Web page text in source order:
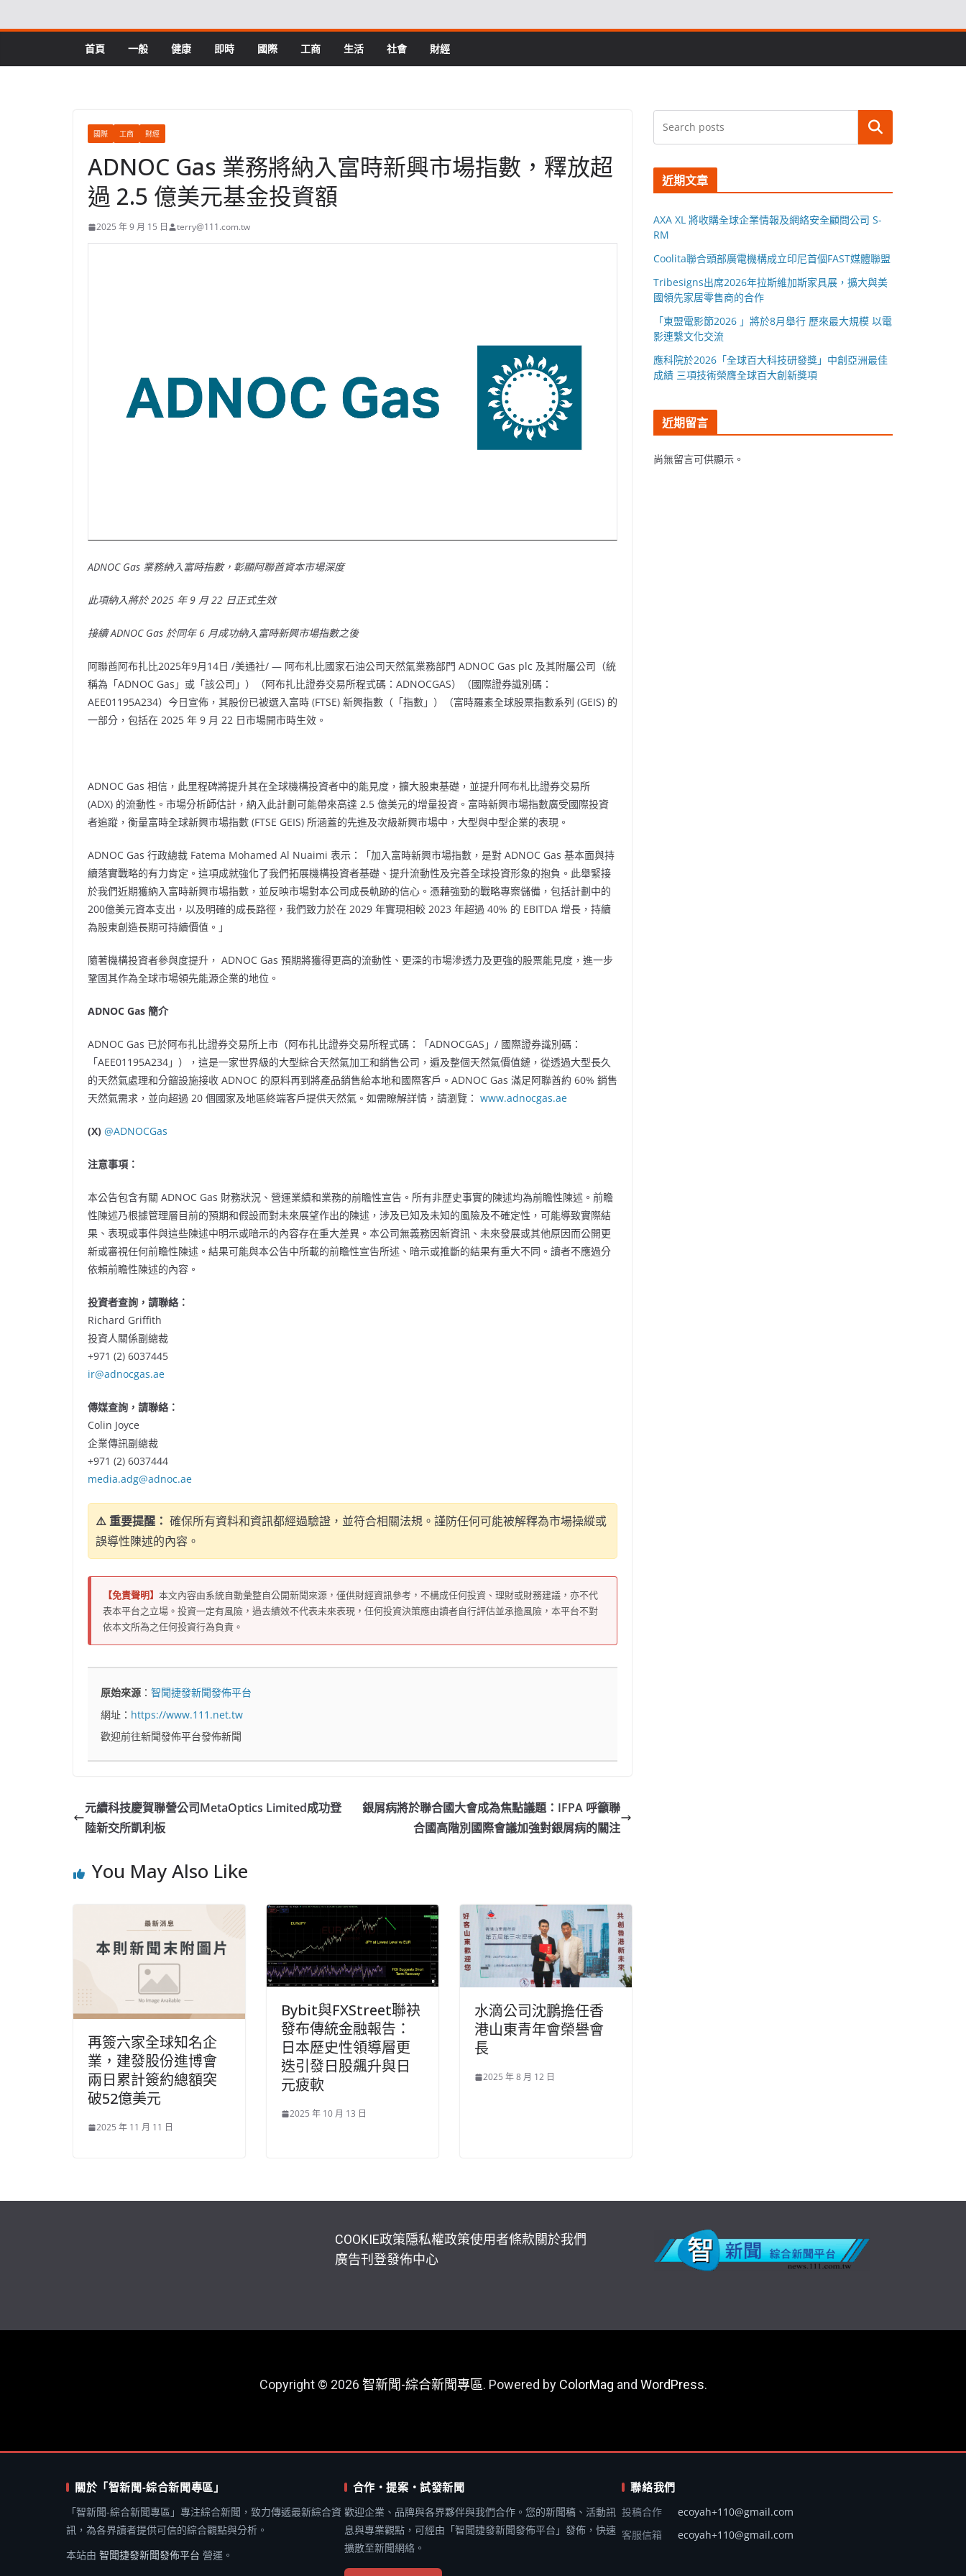
to
首頁 一般 健康 即時 國際 工商 生活 社會 財經
國際 工商 財經
ADNOC Gas 業務將納入富時新興市場指數，釋放超
過 2.5 億美元基金投資額
2025 年 9 月 15 日 terry@111.com.tw
ADNOC Gas 業務納入富時指數，彰顯阿聯酋資本市場深度
此項納入將於 2025 年 9 月 22 日正式生效
接續 ADNOC Gas 於同年 6 月成功納入富時新興市場指數之後
阿聯酋阿布扎比2025年9月14日 /美通社/ — 阿布札比國家石油公司天然氣業務部門 ADNOC Gas plc 及其附屬公司（統
稱為「ADNOC Gas」或「該公司」）（阿布扎比證券交易所程式碼：ADNOCGAS）（國際證券識別碼：
AEE01195A234）今日宣佈，其股份已被選入富時 (FTSE) 新興指數（「指數」）（富時羅素全球股票指數系列 (GEIS) 的
一部分，包括在 2025 年 9 月 22 日市場開市時生效。
ADNOC Gas 相信，此里程碑將提升其在全球機構投資者中的能見度，擴大股東基礎，並提升阿布札比證券交易所
(ADX) 的流動性。市場分析師估計，納入此計劃可能帶來高達 2.5 億美元的增量投資。富時新興市場指數廣受國際投資
者追蹤，衡量富時全球新興市場指數 (FTSE GEIS) 所涵蓋的先進及次級新興市場中，大型與中型企業的表現。
ADNOC Gas 行政總裁 Fatema Mohamed Al Nuaimi 表示：「加入富時新興市場指數，是對 ADNOC Gas 基本面與持
續落實戰略的有力肯定。這項成就強化了我們拓展機構投資者基礎、提升流動性及完善全球投資形象的抱負。此舉緊接
於我們近期獲納入富時新興市場指數，並反映市場對本公司成長軌跡的信心。憑藉強勁的戰略專案儲備，包括計劃中的
200億美元資本支出，以及明確的成長路徑，我們致力於在 2029 年實現相較 2023 年超過 40% 的 EBITDA 增長，持續
為股東創造長期可持續價值。」
隨著機構投資者參與度提升， ADNOC Gas 預期將獲得更高的流動性、更深的市場滲透力及更強的股票能見度，進一步
鞏固其作為全球市場領先能源企業的地位。
ADNOC Gas 簡介
ADNOC Gas 已於阿布扎比證券交易所上市（阿布扎比證券交易所程式碼：「ADNOCGAS」/ 國際證券識別碼：
「AEE01195A234」），這是一家世界級的大型綜合天然氣加工和銷售公司，遍及整個天然氣價值鏈，從透過大型長久
的天然氣處理和分餾設施接收 ADNOC 的原料再到將產品銷售給本地和國際客戶。ADNOC Gas 滿足阿聯酋約 60% 銷售
天然氣需求，並向超過 20 個國家及地區終端客戶提供天然氣。如需瞭解詳情，請瀏覽： www.adnocgas.ae
(X) @ADNOCGas
注意事項：
本公告包含有關 ADNOC Gas 財務狀況、營運業績和業務的前瞻性宣告。所有非歷史事實的陳述均為前瞻性陳述。前瞻
性陳述乃根據管理層目前的預期和假設而對未來展望作出的陳述，涉及已知及未知的風險及不確定性，可能導致實際結
果、表現或事件與這些陳述中明示或暗示的內容存在重大差異。本公司無義務因新資訊、未來發展或其他原因而公開更
新或審視任何前瞻性陳述。結果可能與本公告中所載的前瞻性宣告所述、暗示或推斷的結果有重大不同。讀者不應過分
依賴前瞻性陳述的內容。
投資者查詢，請聯絡：
Richard Griffith
投資人關係副總裁
+971 (2) 6037445
ir@adnocgas.ae
傳媒查詢，請聯絡：
Colin Joyce
企業傳訊副總裁
+971 (2) 6037444
media.adg@adnoc.ae
⚠️ 重要提醒： 確保所有資料和資訊都經過驗證，並符合相關法規。謹防任何可能被解釋為市場操縱或
誤導性陳述的內容。
【免責聲明】 本文內容由系統自動彙整自公開新聞來源，僅供財經資訊參考，不構成任何投資、理財或財務建議，亦不代
表本平台之立場。投資一定有風險，過去績效不代表未來表現，任何投資決策應由讀者自行評估並承擔風險，本平台不對
依本文所為之任何投資行為負責。
原始來源 ：智聞捷發新聞發佈平台
網址： https://www.111.net.tw
歡迎前往新聞發佈平台發佈新聞
元續科技慶賀聯營公司MetaOptics Limited成功登
陸新交所凱利板
銀屑病將於聯合國大會成為焦點議題：IFPA 呼籲聯
合國高階別國際會議加強對銀屑病的關注
You May Also Like
再簽六家全球知名企
業，建發股份進博會
兩日累計簽約總額突
破52億美元
2025 年 11 月 11 日
Bybit與FXStreet聯袂
發布傳統金融報告：
日本歷史性領導層更
迭引發日股飆升與日
元疲軟
2025 年 10 月 13 日
水滴公司沈鵬擔任香
港山東青年會榮譽會
長
2025 年 8 月 12 日
搜尋
近期文章
AXA XL 將收購全球企業情報及網絡安全顧問公司 S-
RM
Coolita聯合頭部廣電機構成立印尼首個FAST媒體聯盟
Tribesigns出席2026年拉斯維加斯家具展，擴大與美
國領先家居零售商的合作
「東盟電影節2026 」將於8月舉行 歷來最大規模 以電
影連繫文化交流
應科院於2026「全球百大科技研發獎」中創亞洲最佳
成績 三項技術榮膺全球百大創新獎項
近期留言
尚無留言可供顯示。
COOKIE政策隱私權政策使用者條款關於我們
廣告刊登發佈中心
Copyright © 2026 智新聞-綜合新聞專區. Powered by ColorMag and WordPress.
關於「智新聞-綜合新聞專區」
「智新聞-綜合新聞專區」專注綜合新聞，致力傳遞最新綜合資
訊，為各界讀者提供可信的綜合觀點與分析。
本站由 智聞捷發新聞發佈平台 營運。
合作・提案・試發新聞
歡迎企業、品牌與各界夥伴與我們合作。您的新聞稿、活動訊
息與專業觀點，可經由「智聞捷發新聞發佈平台」發佈，快速
擴散至新聞網絡。
聯絡我們
投稿合作
ecoyah+110@gmail.com
客服信箱
ecoyah+110@gmail.com